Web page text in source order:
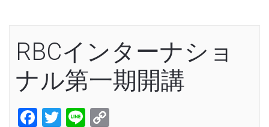
RBCインターナショ
ナル第一期開講
Facebook
Twitter
Line